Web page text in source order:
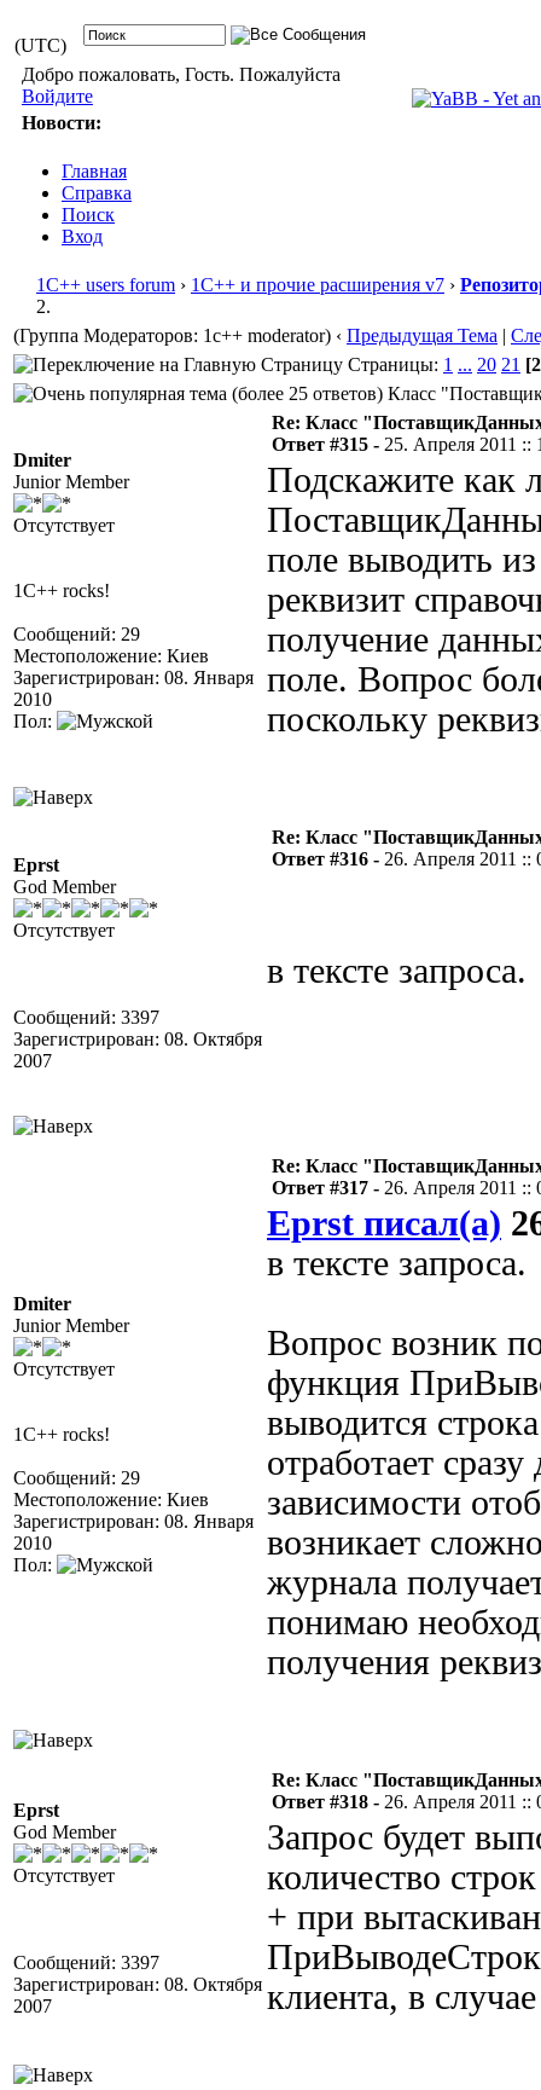
(UTC)
Добро пожаловать, Гость. Пожалуйста
Войдите
Новости:
Главная
Справка
Поиск
Вход
1С++ users forum › 1С++ и прочие расширения v7 ›
2.
(Группа Модераторов: 1c++ moderator) ‹ Предыдущая Тема |
Страницы: 1 ... 20 21
Класс
Dmiter
Junior Member
Отсутствует
1C++ rocks!
Сообщений: 29
Местоположение: Киев
Зарегистрирован: 08. Января
2010
Пол:
Re: Класс
Ответ #315 - 25. Апреля 2011 ::
Подскажите как
поле выводить
реквизит
получение
поле. Вопрос
поскольку
Eprst
God Member
Отсутствует
Сообщений: 3397
Зарегистрирован: 08. Октября
2007
Re: Класс
Ответ #316 - 26. Апреля 2011 ::
в тексте запроса.
Dmiter
Junior Member
Отсутствует
1C++ rocks!
Сообщений: 29
Местоположение: Киев
Зарегистрирован: 08. Января
2010
Пол:
Re: Класс
Ответ #317 - 26. Апреля 2011 ::
Eprst писал(а)
в тексте запроса.
Вопрос возник
функция
выводится
отработает
зависимости
возникает
журнала
понимаю
получения
Eprst
God Member
Отсутствует
Сообщений: 3397
Зарегистрирован: 08. Октября
2007
Re: Класс
Ответ #318 - 26. Апреля 2011 ::
Запрос будет
количество
+ при
клиента, в